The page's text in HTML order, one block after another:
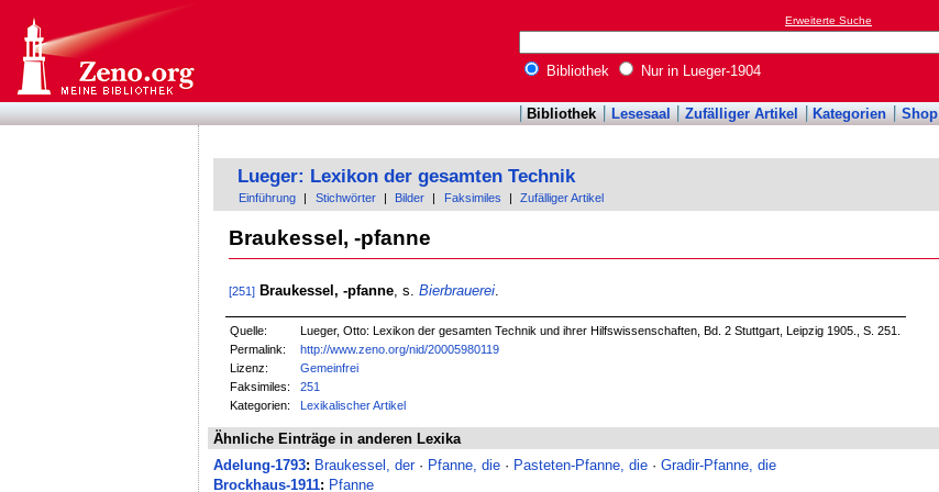
Erweiterte Suche
Bibliothek Nur in Lueger-1904
Bibliothek Lesesaal Zufälliger Artikel Kategorien Shop
Lueger: Lexikon der gesamten Technik
Einführung Stichwörter Bilder Faksimiles Zufälliger Artikel
Braukessel, -pfanne
[251] Braukessel, -pfanne, s. Bierbrauerei.
Quelle:
Lueger, Otto: Lexikon der gesamten Technik und ihrer Hilfswissenschaften, Bd. 2 Stuttgart, Leipzig 1905., S. 251.
Permalink:
http://www.zeno.org/nid/20005980119
Lizenz:
Gemeinfrei
Faksimiles:
251
Kategorien:
Lexikalischer Artikel
Ähnliche Einträge in anderen Lexika
Adelung-1793: Braukessel, der· Pfanne, die · Pasteten-Pfanne, die ·Gradir-Pfanne, die
Brockhaus-1911: Pfanne